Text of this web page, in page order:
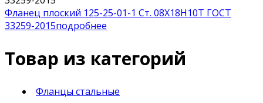
Фланец плоский 125-25-01-1 Ст. 08Х18Н10Т ГОСТ
33259-2015подробнее
Товар из категорий
Фланцы стальные